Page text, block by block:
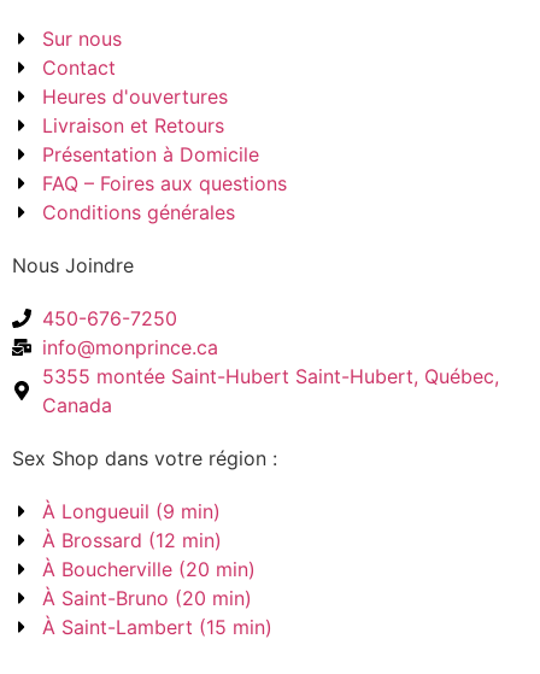
Sur nous
Contact
Heures d'ouvertures
Livraison et Retours
Présentation à Domicile
FAQ – Foires aux questions
Conditions générales
Nous Joindre
450-676-7250
info@monprince.ca
5355 montée Saint-Hubert Saint-Hubert, Québec,
Canada
Sex Shop dans votre région :
À Longueuil (9 min)
À Brossard (12 min)
À Boucherville (20 min)
À Saint-Bruno (20 min)
À Saint-Lambert (15 min)